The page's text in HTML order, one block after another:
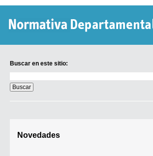
Buscar en este sitio:
en
este
sitio:
Novedades